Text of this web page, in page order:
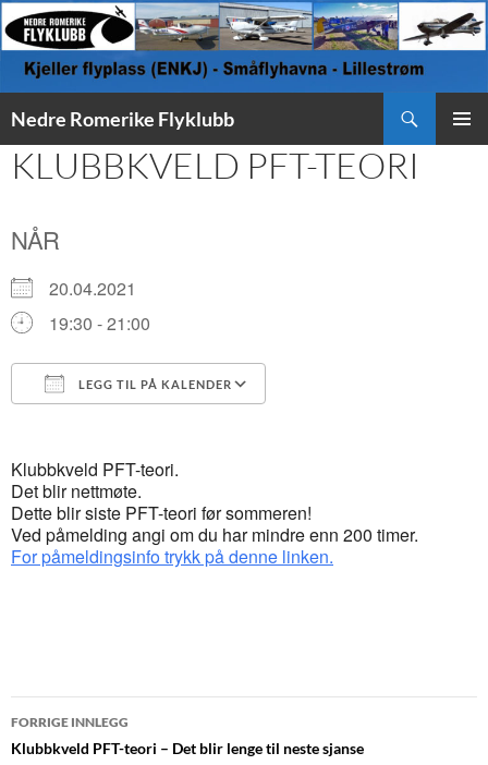
Nedre Romerike Flyklubb
TIL
INNHOLD
KLUBBKVELD PFT-TEORI
NÅR
20.04.2021
19:30 - 21:00
LEGG TIL PÅ KALENDER
Klubbkveld PFT-teori.
Det blir nettmøte.
Dette blir siste PFT-teori før sommeren!
Ved påmelding angi om du har mindre enn 200 timer.
For påmeldingsinfo trykk på denne linken.
Innleggsnavigasjon
FORRIGE INNLEGG
Klubbkveld PFT-teori – Det blir lenge til neste sjanse